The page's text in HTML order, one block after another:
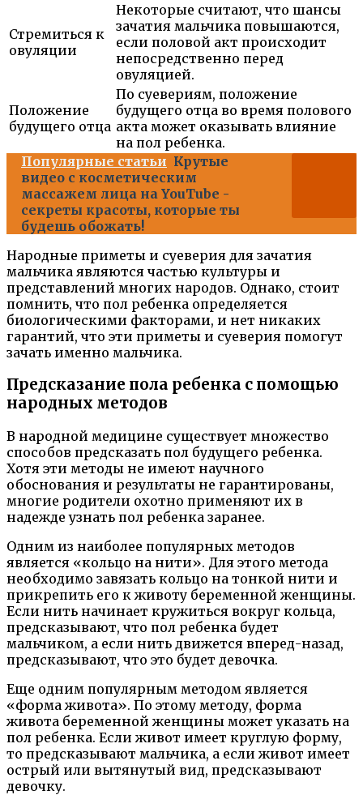
Стремиться к
овуляции
Некоторые считают, что шансы
зачатия мальчика повышаются,
если половой акт происходит
непосредственно перед
овуляцией.
Положение
будущего отца
По суевериям, положение
будущего отца во время полового
акта может оказывать влияние
на пол ребенка.
Популярные статьи Крутые
видео с косметическим
массажем лица на YouTube -
секреты красоты, которые ты
будешь обожать!
Народные приметы и суеверия для зачатия
мальчика являются частью культуры и
представлений многих народов. Однако, стоит
помнить, что пол ребенка определяется
биологическими факторами, и нет никаких
гарантий, что эти приметы и суеверия помогут
зачать именно мальчика.
Предсказание пола ребенка с помощью
народных методов
В народной медицине существует множество
способов предсказать пол будущего ребенка.
Хотя эти методы не имеют научного
обоснования и результаты не гарантированы,
многие родители охотно применяют их в
надежде узнать пол ребенка заранее.
Одним из наиболее популярных методов
является «кольцо на нити». Для этого метода
необходимо завязать кольцо на тонкой нити и
прикрепить его к животу беременной женщины.
Если нить начинает кружиться вокруг кольца,
предсказывают, что пол ребенка будет
мальчиком, а если нить движется вперед-назад,
предсказывают, что это будет девочка.
Еще одним популярным методом является
«форма живота». По этому методу, форма
живота беременной женщины может указать на
пол ребенка. Если живот имеет круглую форму,
то предсказывают мальчика, а если живот имеет
острый или вытянутый вид, предсказывают
девочку.